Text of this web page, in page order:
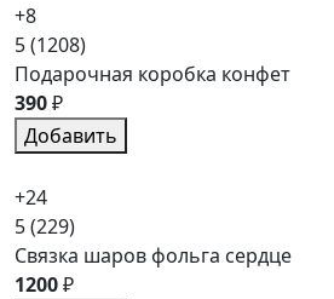
+8
5(1208)
Подарочная коробка конфет
390₽
Добавить
+24
5(229)
Связка шаров фольга сердце
1200₽